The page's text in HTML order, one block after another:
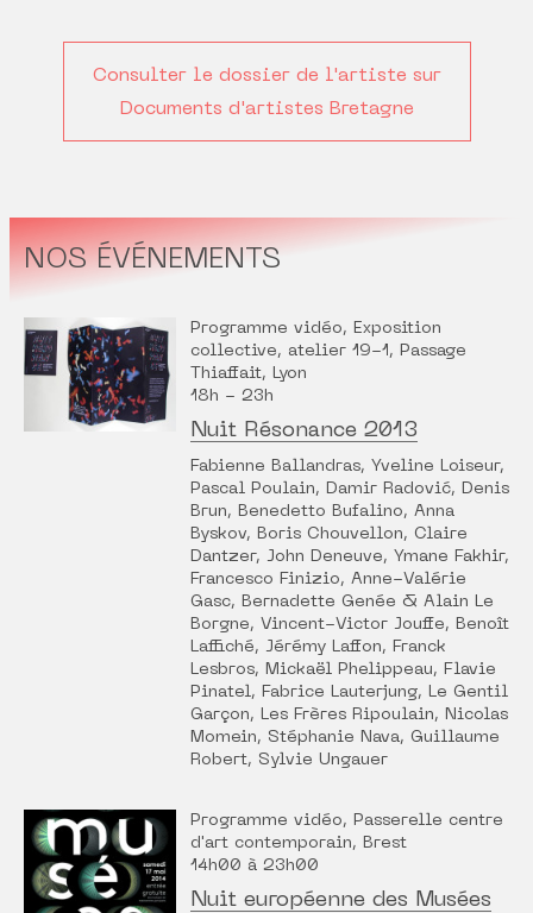
Consulter le dossier de l'artiste sur
Documents d'artistes Bretagne
NOS ÉVÉNEMENTS
Programme vidéo, Exposition
collective, atelier 19-1, Passage
Thiaffait, Lyon
18h - 23h
Nuit Résonance 2013
Fabienne Ballandras, Yveline Loiseur,
Pascal Poulain, Damir Radović, Denis
Brun, Benedetto Bufalino, Anna
Byskov, Boris Chouvellon, Claire
Dantzer, John Deneuve, Ymane Fakhir,
Francesco Finizio, Anne-Valérie
Gasc, Bernadette Genée & Alain Le
Borgne, Vincent-Victor Jouffe, Benoît
Laffiché, Jérémy Laffon, Franck
Lesbros, Mickaël Phelippeau, Flavie
Pinatel, Fabrice Lauterjung, Le Gentil
Garçon, Les Frères Ripoulain, Nicolas
Momein, Stéphanie Nava, Guillaume
Robert, Sylvie Ungauer
Programme vidéo, Passerelle centre
d'art contemporain, Brest
14h00 à 23h00
Nuit européenne des Musées